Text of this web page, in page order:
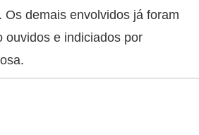
Os demais envolvidos já foram
ouvidos e indiciados por